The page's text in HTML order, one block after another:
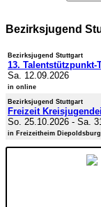
Bezirksjugend
Bezirksjugend Stuttgart
13. Talentstützpunkt-
Sa. 12.09.2026
in online
Bezirksjugend Stuttgart
Freizeit
So. 25.10.2026 - Sa.
in Freizeitheim Diepoldsburg